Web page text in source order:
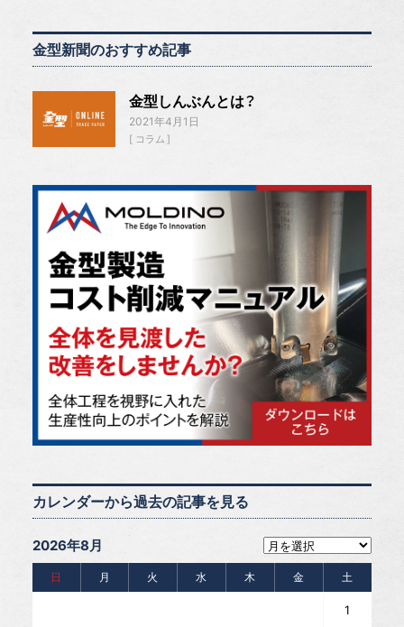
金型新聞のおすすめ記事
金型しんぶんとは？
2021年4月1日
コラム
カレンダーから過去の記事を見る
2026年8月
日 月 火 水 木 金 土
1